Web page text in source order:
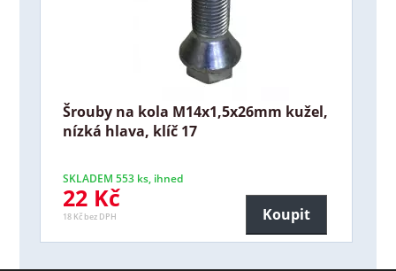
Šrouby na kola M14x1,5x26mm kužel,
nízká hlava, klíč 17
SKLADEM 553 ks, ihned
22 Kč
18 Kč bez DPH Koupit